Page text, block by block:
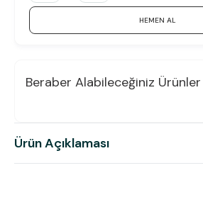
HEMEN AL
Beraber Alabileceğiniz Ürünler
Ürün Açıklaması